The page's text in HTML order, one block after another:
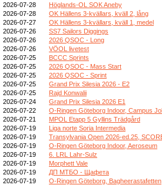
2026-07-28
Höglands-OL SOK Aneby
2026-07-28
OK Hällens 3-kvällars, kväll 2, lång
2026-07-27
OK Hällens 3-kvällars, kväll 1, medel
2026-07-26
SS7 Sailors Diggings
2026-07-26
2026 QSOC - Long
2026-07-26
VÖOL livetest
2026-07-25
BCCC Sprints
2026-07-25
2026 QSOC - Mass Start
2026-07-25
2026 QSOC - Sprint
2026-07-25
Grand Prix Silesia 2026 - E2
2026-07-25
Rajd Konwalii
2026-07-24
Grand Prix Silesia 2026 E1
2026-07-22
O-Ringen Göteborg Indoor, Campus
2026-07-21
MPOL Etapp 5 Gyllins Trädgård
2026-07-19
Liga norte Soria Intermedia
2026-07-19
Transylvania Open 2026-ed.25,
2026-07-19
O-Ringen Göteborg Indoor, Aeroseum
2026-07-19
6. LRL Lahr-Sulz
2026-07-19
Morphett Vale
2026-07-19
ДП МТБО - Щафета
2026-07-19
O-Ringen Göteborg, Bagheerastafetten